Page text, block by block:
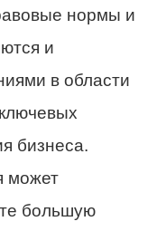
нормы и
и
в области
бизнеса.
может
большую